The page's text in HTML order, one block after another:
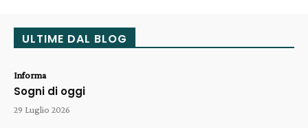
ULTIME DAL BLOG
Informa
Sogni di oggi
29 Luglio 2026